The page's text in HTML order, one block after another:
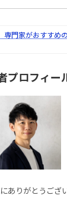
専門家がおすすめ
プロフィー
ありがとうござ